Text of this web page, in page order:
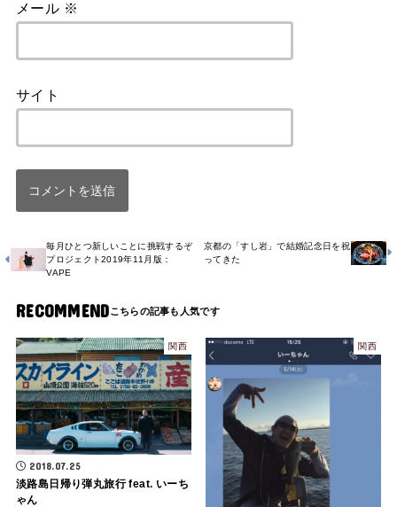
メール ※
サイト
毎月ひとつ新しいことに挑戦するぞ
プロジェクト2019年11月版：
VAPE
京都の「すし岩」で結婚記念日を祝
ってきた
RECOMMEND
関西
2018.07.25
淡路島日帰り弾丸旅行 feat. いーち
ゃん
関西